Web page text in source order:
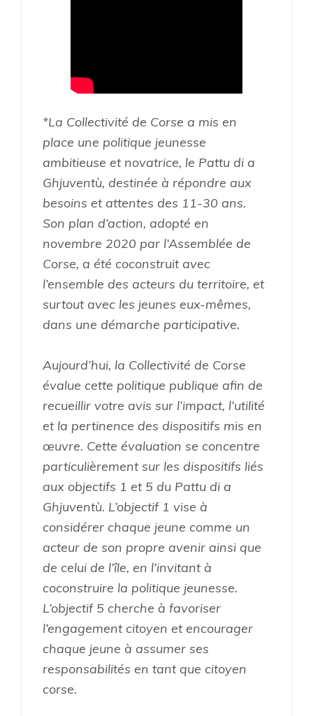
*La Collectivité de Corse a mis en
place une politique jeunesse
ambitieuse et novatrice, le Pattu di a
Ghjuventù, destinée à répondre aux
besoins et attentes des 11-30 ans.
Son plan d’action, adopté en
novembre 2020 par l’Assemblée de
Corse, a été coconstruit avec
l’ensemble des acteurs du territoire, et
surtout avec les jeunes eux-mêmes,
dans une démarche participative.
Aujourd’hui, la Collectivité de Corse
évalue cette politique publique afin de
recueillir votre avis sur l’impact, l’utilité
et la pertinence des dispositifs mis en
œuvre. Cette évaluation se concentre
particulièrement sur les dispositifs liés
aux objectifs 1 et 5 du Pattu di a
Ghjuventù. L’objectif 1 vise à
considérer chaque jeune comme un
acteur de son propre avenir ainsi que
de celui de l’île, en l’invitant à
coconstruire la politique jeunesse.
L’objectif 5 cherche à favoriser
l’engagement citoyen et encourager
chaque jeune à assumer ses
responsabilités en tant que citoyen
corse.